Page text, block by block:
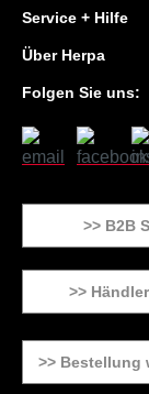
Service + Hilfe
Über Herpa
Folgen Sie uns:
>> B2B
>>
>> Bestellung